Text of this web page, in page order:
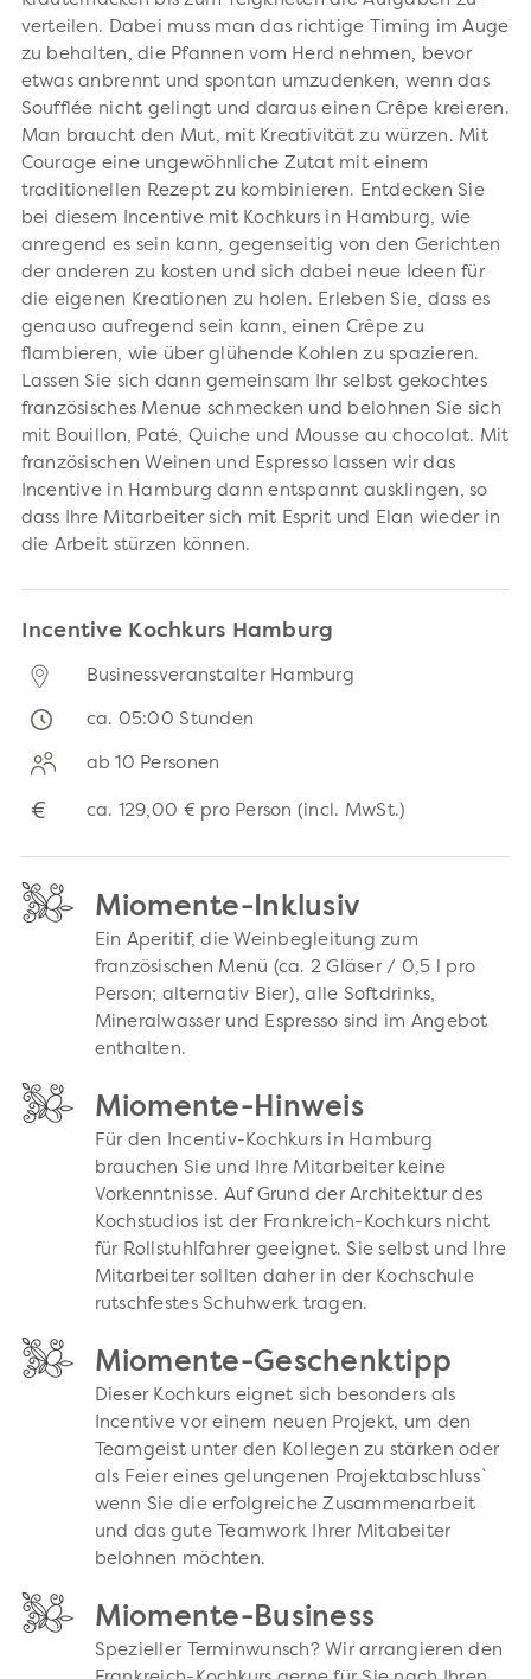
verteilen. Dabei muss man das richtige Timing im Auge
zu behalten, die Pfannen vom Herd nehmen, bevor
etwas anbrennt und spontan umzudenken, wenn das
Soufflée nicht gelingt und daraus einen Crêpe kreieren.
Man braucht den Mut, mit Kreativität zu würzen. Mit
Courage eine ungewöhnliche Zutat mit einem
traditionellen Rezept zu kombinieren. Entdecken Sie
bei diesem Incentive mit Kochkurs in Hamburg, wie
anregend es sein kann, gegenseitig von den Gerichten
der anderen zu kosten und sich dabei neue Ideen für
die eigenen Kreationen zu holen. Erleben Sie, dass es
genauso aufregend sein kann, einen Crêpe zu
flambieren, wie über glühende Kohlen zu spazieren.
Lassen Sie sich dann gemeinsam Ihr selbst gekochtes
französisches Menue schmecken und belohnen Sie sich
mit Bouillon, Paté, Quiche und Mousse au chocolat. Mit
französischen Weinen und Espresso lassen wir das
Incentive in Hamburg dann entspannt ausklingen, so
dass Ihre Mitarbeiter sich mit Esprit und Elan wieder in
die Arbeit stürzen können.
Incentive Kochkurs Hamburg
Businessveranstalter Hamburg
ca. 05:00 Stunden
ab 10 Personen
€ ca. 129,00 € pro Person (incl. MwSt.)
Miomente-Inklusiv
Ein Aperitif, die Weinbegleitung zum
französischen Menü (ca. 2 Gläser / 0,5 l pro
Person; alternativ Bier), alle Softdrinks,
Mineralwasser und Espresso sind im Angebot
enthalten.
Miomente-Hinweis
Für den Incentiv-Kochkurs in Hamburg
brauchen Sie und Ihre Mitarbeiter keine
Vorkenntnisse. Auf Grund der Architektur des
Kochstudios ist der Frankreich-Kochkurs nicht
für Rollstuhlfahrer geeignet. Sie selbst und Ihre
Mitarbeiter sollten daher in der Kochschule
rutschfestes Schuhwerk tragen.
Miomente-Geschenktipp
Dieser Kochkurs eignet sich besonders als
Incentive vor einem neuen Projekt, um den
Teamgeist unter den Kollegen zu stärken oder
als Feier eines gelungenen Projektabschluss`
wenn Sie die erfolgreiche Zusammenarbeit
und das gute Teamwork Ihrer Mitabeiter
belohnen möchten.
Miomente-Business
Spezieller Terminwunsch? Wir arrangieren den